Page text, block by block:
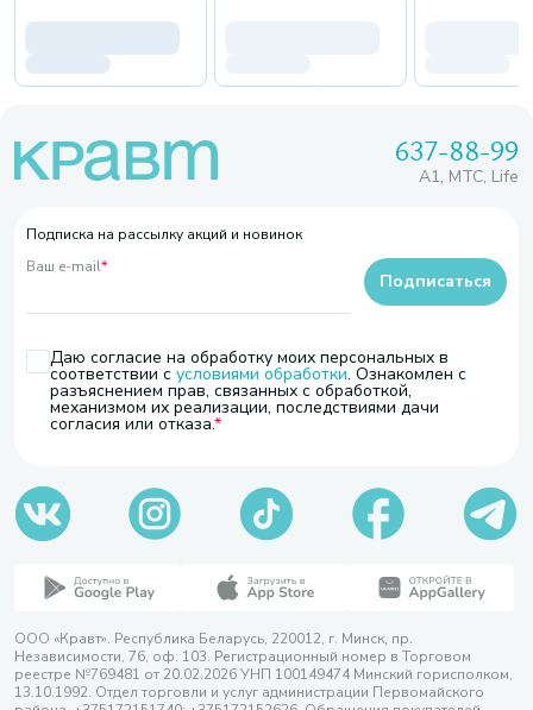
637-88-99
A1, МТС, Life
Подписка на рассылку акций и новинок
Ваш e-mail*
Даю согласие на обработку моих персональных в
соответствии с условиями обработки. Ознакомлен с
разъяснением прав, связанных с обработкой,
механизмом их реализации, последствиями дачи
согласия или отказа.
Подписаться
ООО «Кравт». Республика Беларусь, 220012, г. Минск, пр.
Независимости, 76, оф. 103. Регистрационный номер в Торговом
реестре №769481 от 20.02.2026 УНП 100149474 Минский горисполком,
13.10.1992. Отдел торговли и услуг администрации Первомайского